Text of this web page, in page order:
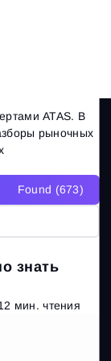
ATAS. В
рыночных
Found (673)
знать
мин. чтения